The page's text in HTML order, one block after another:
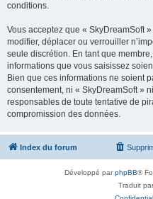
conditions.
Vous acceptez que « SkyDreamSoft
modifier, déplacer ou verrouiller
seule discrétion. En tant que
informations que vous saisissez
Bien que ces informations ne soient
consentement, ni « SkyDreamSoft »
responsables de toute tentative de
compromission des données.
Index du forum
Développé parphpBB®
Traduit